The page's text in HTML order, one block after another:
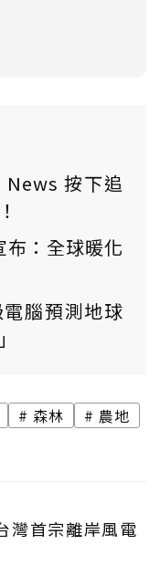
按下追
布：全球暖化
腦預測地球
森林
農地
灣首宗離岸風電